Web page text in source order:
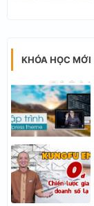
KHÓA HỌC MỚI